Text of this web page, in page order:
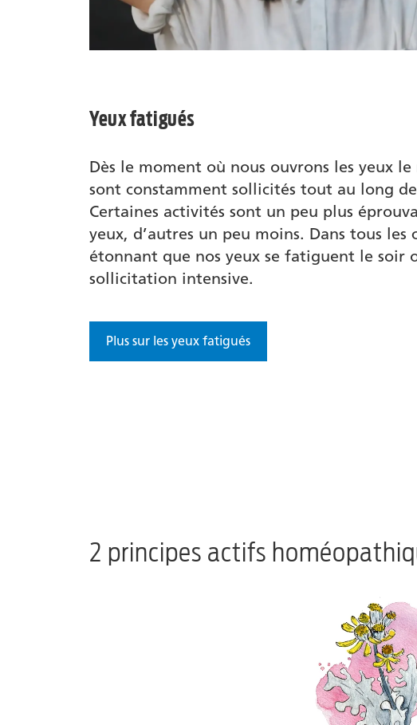
Yeux fatigués
Dès le moment où nous ouvrons les yeux
sont constamment sollicités tout au long
Certaines activités sont un peu plus
yeux, d’autres un peu moins. Dans tous les
étonnant que nos yeux se fatiguent le soir
sollicitation intensive.
Plus sur les yeux fatigués
2 principes actifs